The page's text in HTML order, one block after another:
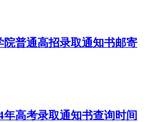
院普通高招录取通知书邮寄
高考录取通知书查询时间